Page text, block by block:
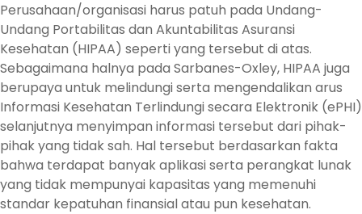
Perusahaan/organisasi harus patuh pada Undang-
Undang Portabilitas dan Akuntabilitas Asuransi
Kesehatan (HIPAA) seperti yang tersebut di atas.
Sebagaimana halnya pada Sarbanes-Oxley, HIPAA juga
berupaya untuk melindungi serta mengendalikan arus
Informasi Kesehatan Terlindungi secara Elektronik (ePHI)
selanjutnya menyimpan informasi tersebut dari pihak-
pihak yang tidak sah. Hal tersebut berdasarkan fakta
bahwa terdapat banyak aplikasi serta perangkat lunak
yang tidak mempunyai kapasitas yang memenuhi
standar kepatuhan finansial atau pun kesehatan.